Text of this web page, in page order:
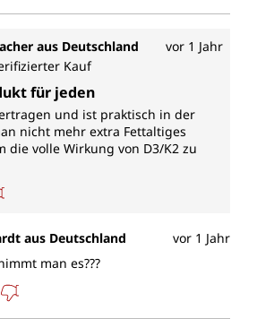
aus Deutschland vor 1 Jahr
Bewertung von 5 von 5 Sternen
Kauf
für jeden
und ist praktisch in der
nicht mehr extra Fettaltiges
die volle Wirkung von D3/K2 zu
aus Deutschland
vor 1 Jahr
man es???